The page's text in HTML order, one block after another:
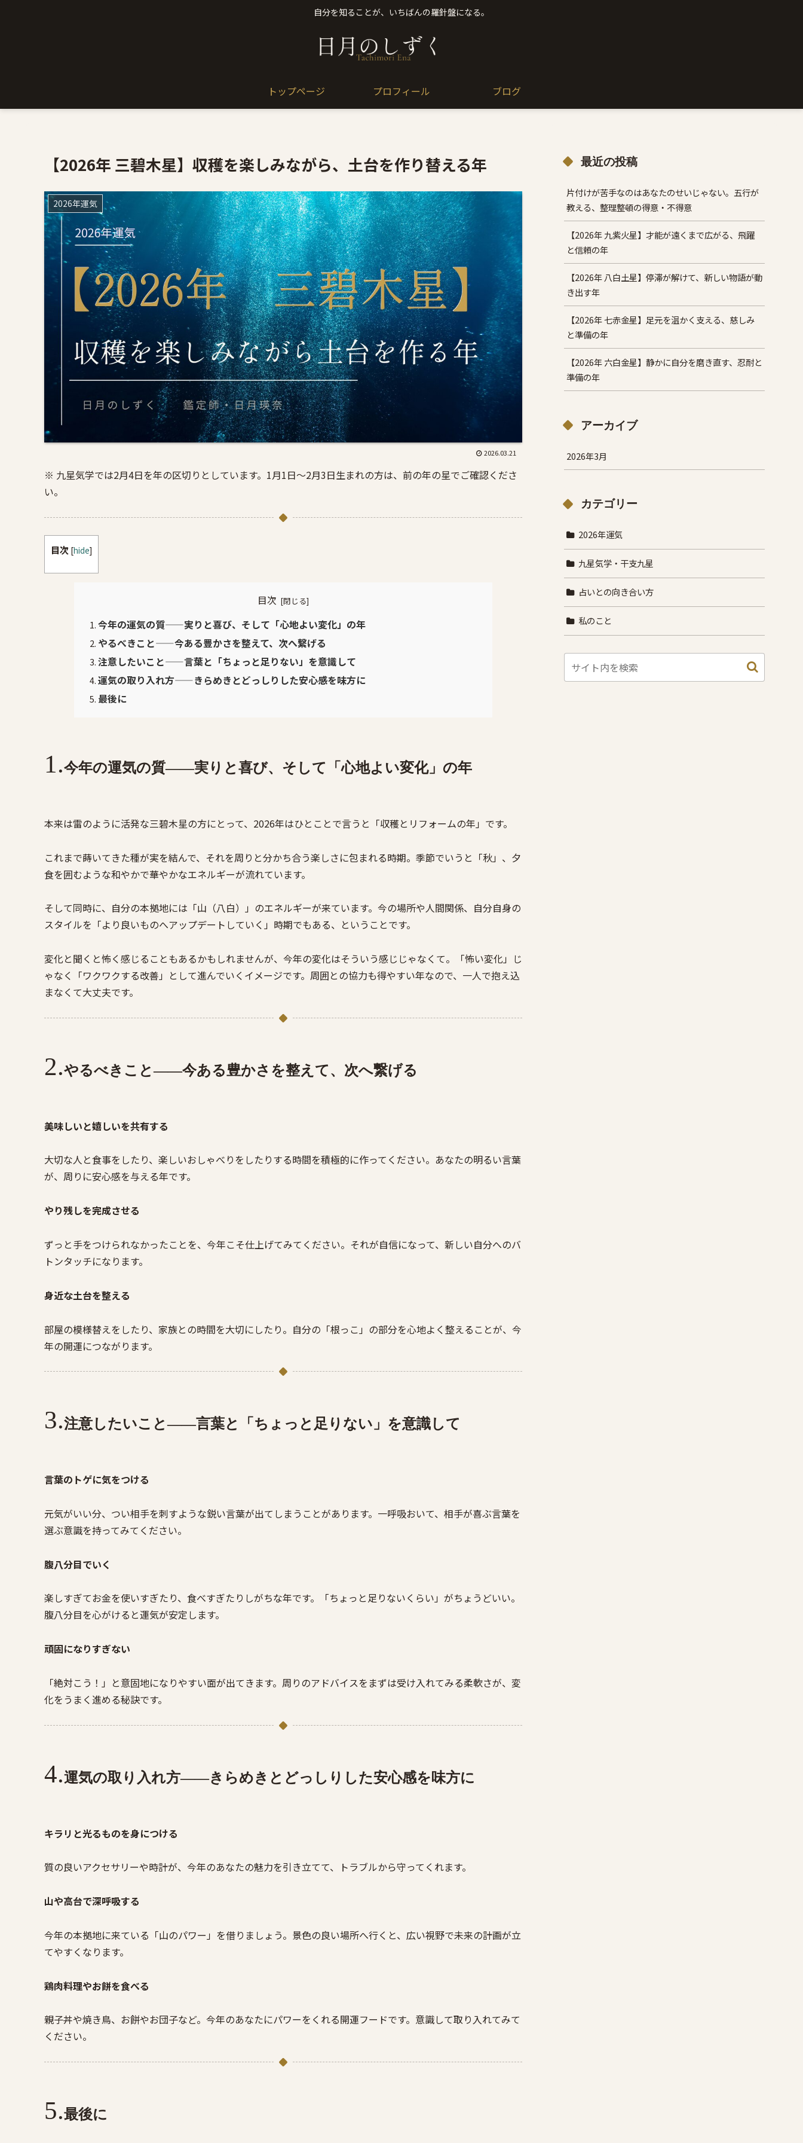
自分を知ることが、いちばんの羅針盤になる。
トップページ プロフィール ブログ
【2026年 三碧木星】収穫を楽しみながら、土台を作り替える年
2026年運気
2026.03.21
※ 九星気学では2月4日を年の区切りとしています。1月1日〜2月3日生まれの方は、前の年の星でご確認くださ
い。
目次 [hide]
目次
今年の運気の質——実りと喜び、そして「心地よい変化」の年
やるべきこと——今ある豊かさを整えて、次へ繋げる
注意したいこと——言葉と「ちょっと足りない」を意識して
運気の取り入れ方——きらめきとどっしりした安心感を味方に
最後に
今年の運気の質——実りと喜び、そして「心地よい変化」の年
本来は雷のように活発な三碧木星の方にとって、2026年はひとことで言うと「収穫とリフォームの年」です。
これまで蒔いてきた種が実を結んで、それを周りと分かち合う楽しさに包まれる時期。季節でいうと「秋」、夕
食を囲むような和やかで華やかなエネルギーが流れています。
そして同時に、自分の本拠地には「山（八白）」のエネルギーが来ています。今の場所や人間関係、自分自身の
スタイルを「より良いものへアップデートしていく」時期でもある、ということです。
変化と聞くと怖く感じることもあるかもしれませんが、今年の変化はそういう感じじゃなくて。「怖い変化」じ
ゃなく「ワクワクする改善」として進んでいくイメージです。周囲との協力も得やすい年なので、一人で抱え込
まなくて大丈夫です。
やるべきこと——今ある豊かさを整えて、次へ繋げる
美味しいと嬉しいを共有する
大切な人と食事をしたり、楽しいおしゃべりをしたりする時間を積極的に作ってください。あなたの明るい言葉
が、周りに安心感を与える年です。
やり残しを完成させる
ずっと手をつけられなかったことを、今年こそ仕上げてみてください。それが自信になって、新しい自分へのバ
トンタッチになります。
身近な土台を整える
部屋の模様替えをしたり、家族との時間を大切にしたり。自分の「根っこ」の部分を心地よく整えることが、今
年の開運につながります。
注意したいこと——言葉と「ちょっと足りない」を意識して
言葉のトゲに気をつける
元気がいい分、つい相手を刺すような鋭い言葉が出てしまうことがあります。一呼吸おいて、相手が喜ぶ言葉を
選ぶ意識を持ってみてください。
腹八分目でいく
楽しすぎてお金を使いすぎたり、食べすぎたりしがちな年です。「ちょっと足りないくらい」がちょうどいい。
腹八分目を心がけると運気が安定します。
頑固になりすぎない
「絶対こう！」と意固地になりやすい面が出てきます。周りのアドバイスをまずは受け入れてみる柔軟さが、変
化をうまく進める秘訣です。
運気の取り入れ方——きらめきとどっしりした安心感を味方に
キラリと光るものを身につける
質の良いアクセサリーや時計が、今年のあなたの魅力を引き立てて、トラブルから守ってくれます。
山や高台で深呼吸する
今年の本拠地に来ている「山のパワー」を借りましょう。景色の良い場所へ行くと、広い視野で未来の計画が立
てやすくなります。
鶏肉料理やお餅を食べる
親子丼や焼き鳥、お餅やお団子など。今年のあなたにパワーをくれる開運フードです。意識して取り入れてみて
ください。
最後に
最近の投稿
片付けが苦手なのはあなたのせいじゃない。五行が
教える、整理整頓の得意・不得意
【2026年 九紫火星】才能が遠くまで広がる、飛躍
と信頼の年
【2026年 八白土星】停滞が解けて、新しい物語が動
き出す年
【2026年 七赤金星】足元を温かく支える、慈しみ
と準備の年
【2026年 六白金星】静かに自分を磨き直す、忍耐と
準備の年
アーカイブ
2026年3月
カテゴリー
2026年運気
九星気学・干支九星
占いとの向き合い方
私のこと